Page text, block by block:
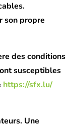
son propre
des conditions
susceptibles
https://sfx.lu/
Une